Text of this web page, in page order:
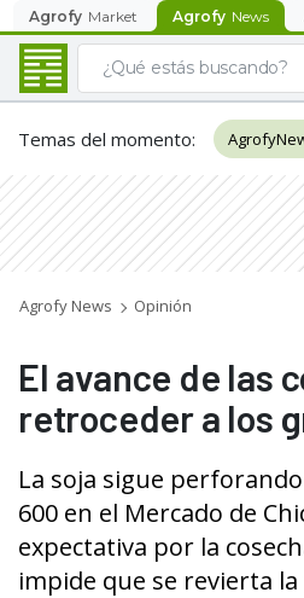
Agrofy Market Agrofy News
Temas del momento:
Agrofy News Opinión
El avance de las
retroceder a los
La soja sigue
600 en el Mercado de
expectativa por la
impide que se revierta